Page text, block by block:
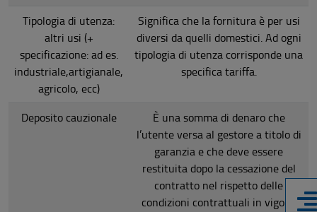
Tipologia di utenza:
altri usi (+
specificazione: ad es.
industriale,artigianale,
agricolo, ecc)
Significa che la fornitura è per usi
diversi da quelli domestici. Ad ogni
tipologia di utenza corrisponde una
specifica tariffa.
Deposito cauzionale
È una somma di denaro che
l’utente versa al gestore a titolo di
garanzia e che deve essere
restituita dopo la cessazione del
contratto nel rispetto delle
condizioni contrattuali in vigore.